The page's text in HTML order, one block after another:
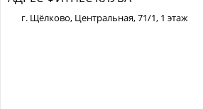
г. Щёлково, Центральная, 71/1, 1 этаж